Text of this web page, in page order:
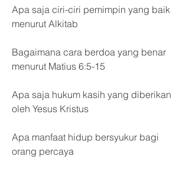
Apa saja ciri-ciri pemimpin yang baik
menurut Alkitab
Bagaimana cara berdoa yang benar
menurut Matius 6:5-15
Apa saja hukum kasih yang diberikan
oleh Yesus Kristus
Apa manfaat hidup bersyukur bagi
orang percaya